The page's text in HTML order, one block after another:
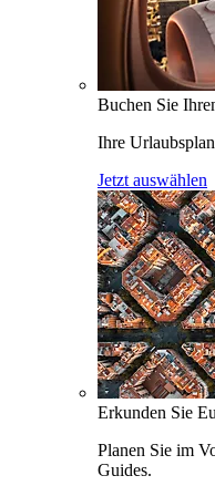
Buchen Sie
Ihre
Jetzt auswählen
Erkunden Sie
Planen Sie im
Guides.